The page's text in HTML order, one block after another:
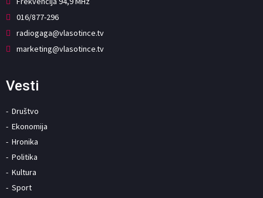
016/877-296
radiogaga@vlasotince.tv
marketing@vlasotince.tv
Vesti
Društvo
Ekonomija
Hronika
Politika
Kultura
Sport